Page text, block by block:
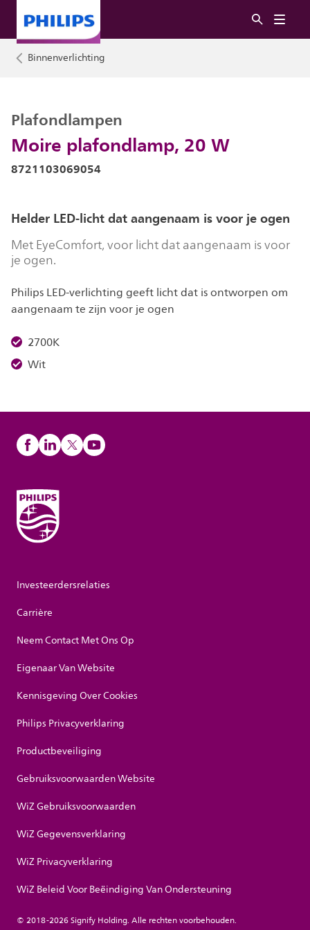
Binnenverlichting
Moire plafondlamp, 20 W
Plafondlampen
8721103069054
Helder LED-licht dat aangenaam is voor je ogen
Met EyeComfort, voor licht dat aangenaam is voor
je ogen.
Philips LED-verlichting geeft licht dat is ontworpen om
aangenaam te zijn voor je ogen
2700K
Wit
Investeerdersrelaties
Carrière
Neem Contact Met Ons Op
Eigenaar Van Website
Kennisgeving Over Cookies
Philips Privacyverklaring
Productbeveiliging
Gebruiksvoorwaarden Website
WiZ Gebruiksvoorwaarden
WiZ Gegevensverklaring
WiZ Privacyverklaring
WiZ Beleid Voor Beëindiging Van Ondersteuning
© 2018-2026 Signify Holding. Alle rechten voorbehouden.